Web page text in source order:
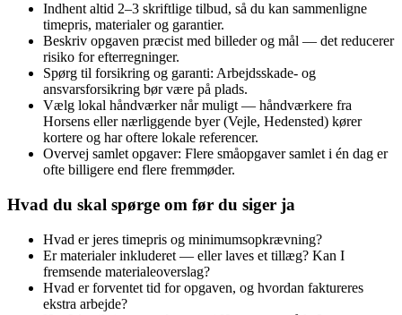
Indhent altid 2–3 skriftlige tilbud, så du kan sammenligne
timepris, materialer og garantier.
Beskriv opgaven præcist med billeder og mål — det reducerer
risiko for efterregninger.
Spørg til forsikring og garanti: Arbejdsskade‑ og
ansvarsforsikring bør være på plads.
Vælg lokal håndværker når muligt — håndværkere fra
Horsens eller nærliggende byer (Vejle, Hedensted) kører
kortere og har oftere lokale referencer.
Overvej samlet opgaver: Flere småopgaver samlet i én dag er
ofte billigere end flere fremmøder.
Hvad du skal spørge om før du siger ja
Hvad er jeres timepris og minimumsopkrævning?
Er materialer inkluderet — eller laves et tillæg? Kan I
fremsende materialeoverslag?
Hvad er forventet tid for opgaven, og hvordan faktureres
ekstra arbejde?